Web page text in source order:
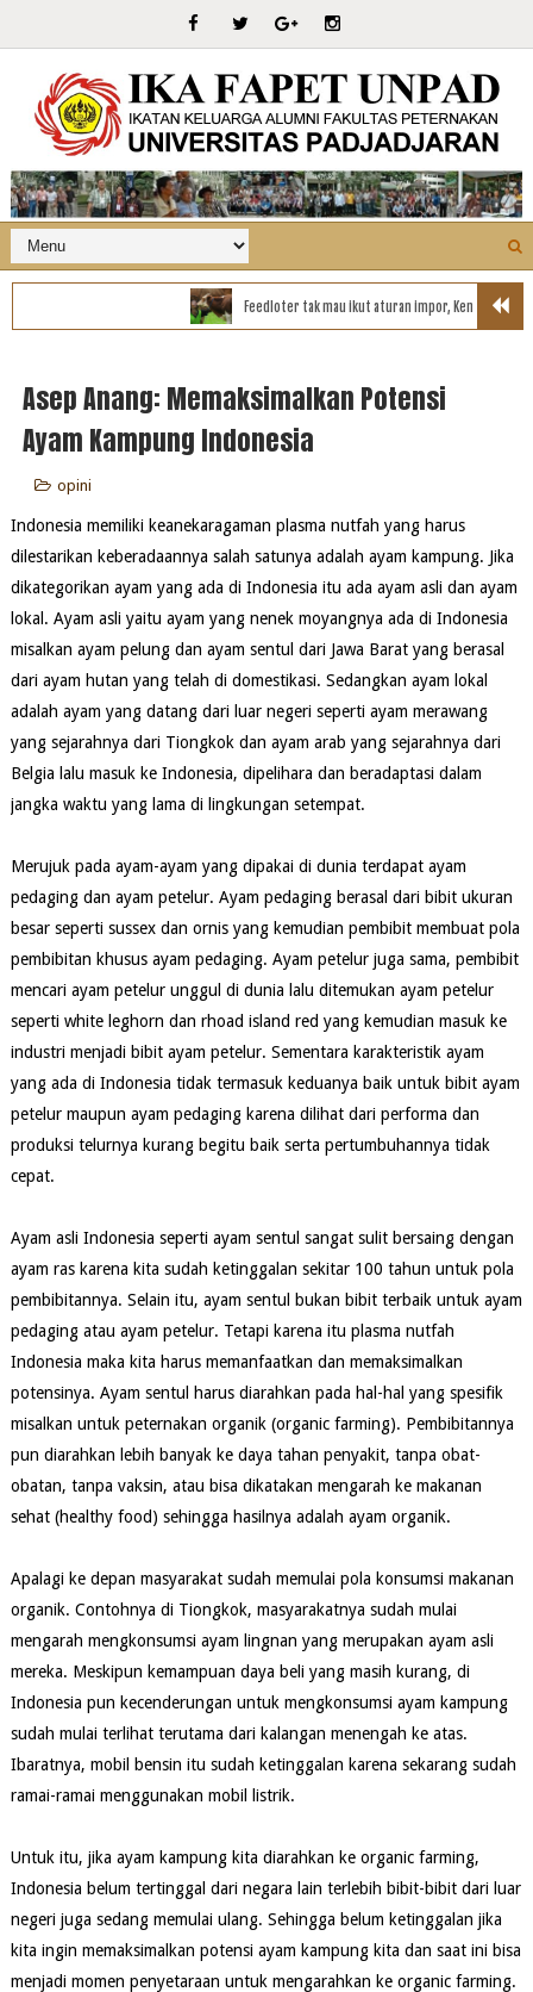
Feedloter tak mau ikut aturan impor, Kemtan akan
Asep Anang: Memaksimalkan Potensi
Ayam Kampung Indonesia
opini
Indonesia memiliki keanekaragaman plasma nutfah yang harus
dilestarikan keberadaannya salah satunya adalah ayam kampung. Jika
dikategorikan ayam yang ada di Indonesia itu ada ayam asli dan ayam
lokal. Ayam asli yaitu ayam yang nenek moyangnya ada di Indonesia
misalkan ayam pelung dan ayam sentul dari Jawa Barat yang berasal
dari ayam hutan yang telah di domestikasi. Sedangkan ayam lokal
adalah ayam yang datang dari luar negeri seperti ayam merawang
yang sejarahnya dari Tiongkok dan ayam arab yang sejarahnya dari
Belgia lalu masuk ke Indonesia, dipelihara dan beradaptasi dalam
jangka waktu yang lama di lingkungan setempat.
Merujuk pada ayam-ayam yang dipakai di dunia terdapat ayam
pedaging dan ayam petelur. Ayam pedaging berasal dari bibit ukuran
besar seperti sussex dan ornis yang kemudian pembibit membuat pola
pembibitan khusus ayam pedaging. Ayam petelur juga sama, pembibit
mencari ayam petelur unggul di dunia lalu ditemukan ayam petelur
seperti white leghorn dan rhoad island red yang kemudian masuk ke
industri menjadi bibit ayam petelur. Sementara karakteristik ayam
yang ada di Indonesia tidak termasuk keduanya baik untuk bibit ayam
petelur maupun ayam pedaging karena dilihat dari performa dan
produksi telurnya kurang begitu baik serta pertumbuhannya tidak
cepat.
Ayam asli Indonesia seperti ayam sentul sangat sulit bersaing dengan
ayam ras karena kita sudah ketinggalan sekitar 100 tahun untuk pola
pembibitannya. Selain itu, ayam sentul bukan bibit terbaik untuk ayam
pedaging atau ayam petelur. Tetapi karena itu plasma nutfah
Indonesia maka kita harus memanfaatkan dan memaksimalkan
potensinya. Ayam sentul harus diarahkan pada hal-hal yang spesifik
misalkan untuk peternakan organik (organic farming). Pembibitannya
pun diarahkan lebih banyak ke daya tahan penyakit, tanpa obat-
obatan, tanpa vaksin, atau bisa dikatakan mengarah ke makanan
sehat (healthy food) sehingga hasilnya adalah ayam organik.
Apalagi ke depan masyarakat sudah memulai pola konsumsi makanan
organik. Contohnya di Tiongkok, masyarakatnya sudah mulai
mengarah mengkonsumsi ayam lingnan yang merupakan ayam asli
mereka. Meskipun kemampuan daya beli yang masih kurang, di
Indonesia pun kecenderungan untuk mengkonsumsi ayam kampung
sudah mulai terlihat terutama dari kalangan menengah ke atas.
Ibaratnya, mobil bensin itu sudah ketinggalan karena sekarang sudah
ramai-ramai menggunakan mobil listrik.
Untuk itu, jika ayam kampung kita diarahkan ke organic farming,
Indonesia belum tertinggal dari negara lain terlebih bibit-bibit dari luar
negeri juga sedang memulai ulang. Sehingga belum ketinggalan jika
kita ingin memaksimalkan potensi ayam kampung kita dan saat ini bisa
menjadi momen penyetaraan untuk mengarahkan ke organic farming.